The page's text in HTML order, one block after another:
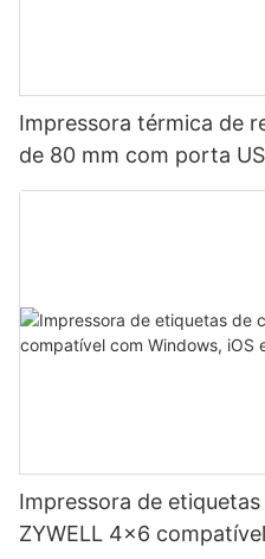
Impressora térmica de
de 80 mm com porta
Impressora de
ZYWELL 4x6